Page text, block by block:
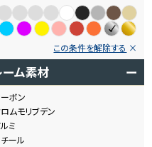
この条件を解除する
ーム素材 ー
ボン
ムモリブデン
ミ
ール